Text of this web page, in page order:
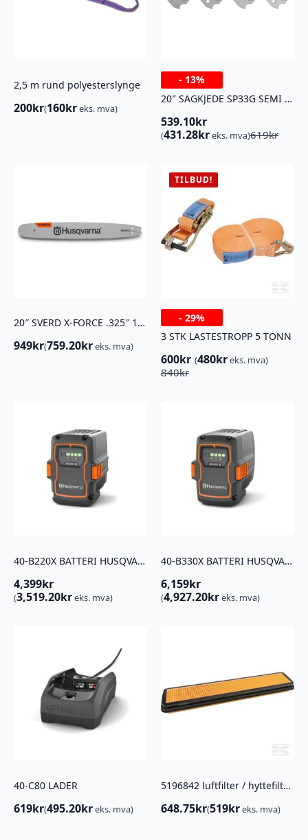
2,5 m rund polyesterslynge
200kr(160kreks. mva)
- 13%
20″ SAGKJEDE SP33G SEMI CHISEL PI 80dl
619kr
Opprinnelig
619kr.
539.10kr
Nåværende
539.10kr.
(431.28kreks. mva)
20″ SVERD X-FORCE .325″ 1,3MM PIX
949kr(759.20kreks. mva)
TILBUD!
- 29%
3 STK LASTESTROPP 5 TONN
840kr
Opprinnelig
600kr
Nåværende
(480kreks. mva)
40-B220X BATTERI HUSQVARNA
4,399kr
(3,519.20kreks. mva)
40-B330X BATTERI HUSQVARNA
6,159kr
(4,927.20kreks. mva)
40-C80 LADER
619kr(495.20kreks. mva)
5196842 luftfilter / hyttefilter CNHI
648.75kr(519kreks. mva)